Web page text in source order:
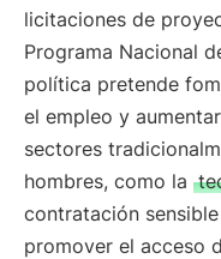
licitaciones de
Programa Nacional
política pretende
el empleo y
sectores
hombres, como la
contratación
promover el acceso